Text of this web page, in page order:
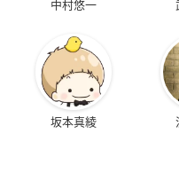
中村悠一
坂本真綾